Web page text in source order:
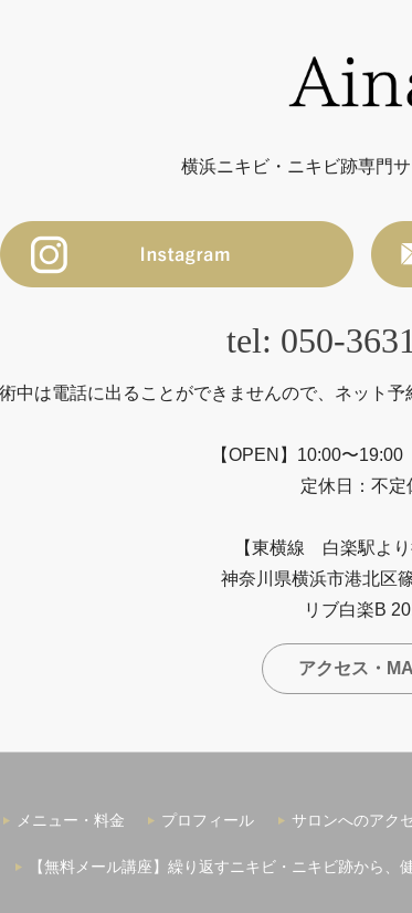
横浜ニキビ・ニキビ跡専門
tel: 050-
中は電話に出ることができませんので、ネット予
【OPEN】10:00〜19:00
定休日：不定
【東横線 白楽駅より
神奈川県横浜市港北区
リブ白楽B
アクセス・
メニュー・料金 プロフィール サロンへのアク
【無料メール講座】繰り返すニキビ・ニキビ跡から